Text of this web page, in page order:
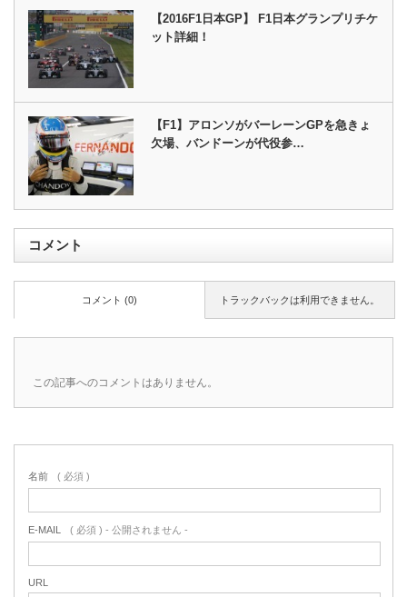
【2016F1日本GP】 F1日本グランプリチケ
ット詳細！
【F1】アロンソがバーレーンGPを急きょ
欠場、バンドーンが代役参…
コメント
トラックバックは利用できません。
コメント (0)
この記事へのコメントはありません。
名前 ( 必須 )
E-MAIL ( 必須 ) - 公開されません -
URL